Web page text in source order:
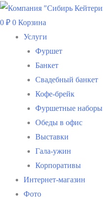
Перейти
к
содержимому
0 ₽ 0 Корзина
Услуги
Фуршет
Банкет
Свадебный банкет
Кофе-брейк
Фуршетные наборы
Обеды в офис
Выставки
Гала-ужин
Корпоративы
Интернет-магазин
Фото